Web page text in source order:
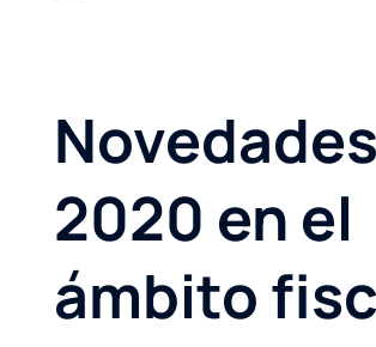
2020 en el
ámbito